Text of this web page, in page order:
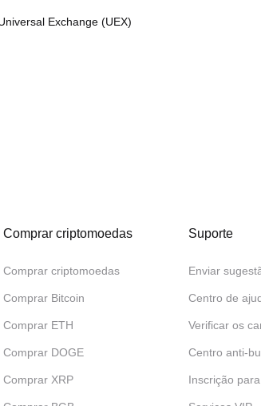
Exchange (UEX)
Comprar criptomoedas
Comprar criptomoedas
Comprar Bitcoin
Comprar ETH
Comprar DOGE
Comprar XRP
Suporte
Enviar
Centro de
Verificar os
Centro anti-
Inscrição